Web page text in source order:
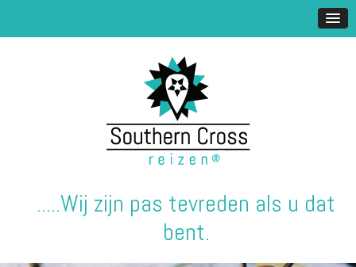
.....Wij zijn pas tevreden als u dat
bent.